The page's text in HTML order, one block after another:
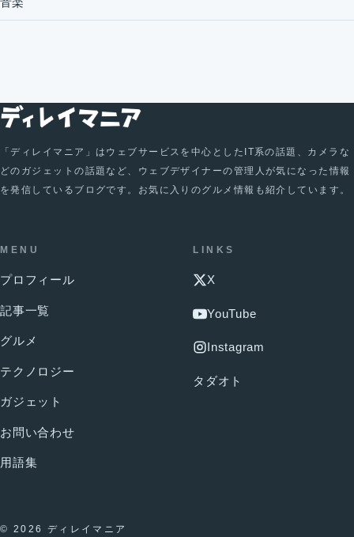
「ディレイマニア」はウェブサービスを中心としたIT系の話題、カメラな
どのガジェットの話題など、ウェブデザイナーの管理人が気になった情報
を発信しているブログです。お気に入りのグルメ情報も紹介しています。
MENU
プロフィール
記事一覧
グルメ
テクノロジー
ガジェット
お問い合わせ
用語集
LINKS
X
YouTube
Instagram
タダオト
© 2026 ディレイマニア